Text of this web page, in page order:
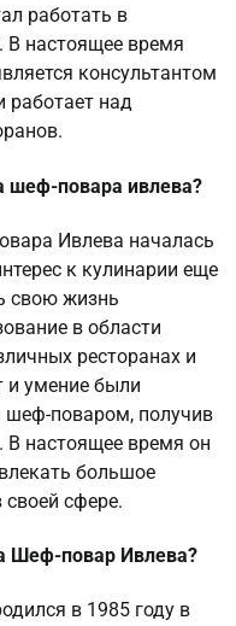
работать в
В настоящее время
консультантом
работает над
шеф-повара ивлева?
Ивлева началась
к кулинарии еще
свою жизнь
в области
ресторанах и
и умение были
шеф-поваром, получив
В настоящее время он
большое
сфере.
Шеф-повар Ивлева?
в 1985 году в